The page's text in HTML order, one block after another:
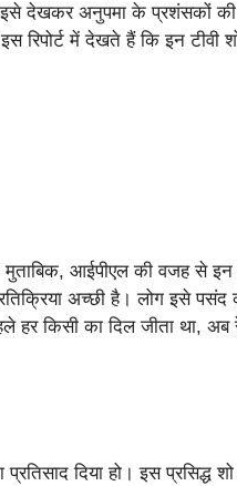
इसे देखकर अनुपमा के प्रशंसकों की
रिपोर्ट में देखते हैं कि इन टीवी
मुताबिक, आईपीएल की वजह से इन
अच्छी है। लोग इसे पसंद
हर किसी का दिल जीता था, अब
दिया हो। इस प्रसिद्ध